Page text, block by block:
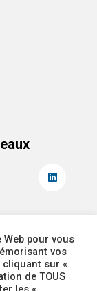
pour vous
vos
cliquant sur «
de TOUS